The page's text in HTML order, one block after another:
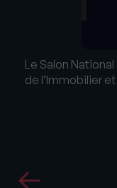
Le Salon
de l’Immobilier